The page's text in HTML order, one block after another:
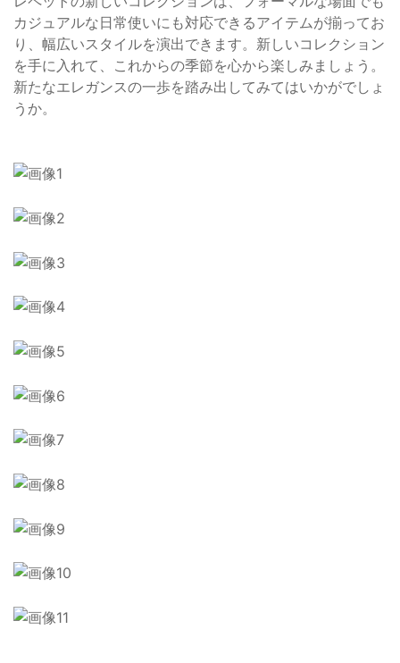
カジュアルな日常使いにも対応できるアイテムが揃ってお
り、幅広いスタイルを演出できます。新しいコレクション
を手に入れて、これからの季節を心から楽しみましょう。
新たなエレガンスの一歩を踏み出してみてはいかがでしょ
うか。